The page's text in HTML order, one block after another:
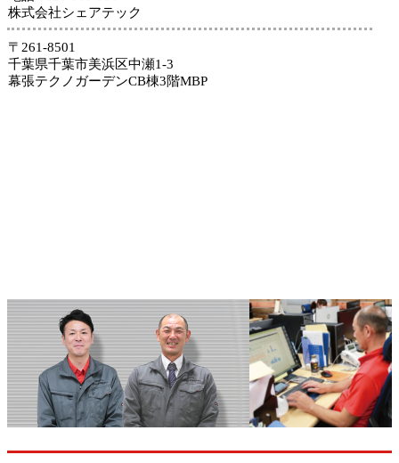
株式会社シェアテック
〒261-8501
千葉県千葉市美浜区中瀬1-3
幕張テクノガーデンCB棟3階MBP